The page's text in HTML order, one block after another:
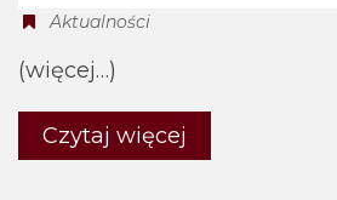
Aktualności
(więcej…)
Czytaj więcej